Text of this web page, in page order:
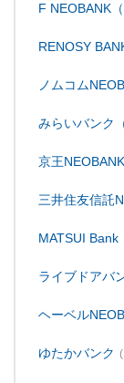
F NEOBANK
RENOSY
ノムコム
みらいバンク
京王NEOBANK
三井住友信託
MATSUI Bank
ライブドアバ
ヘーベル
ゆたかバンク